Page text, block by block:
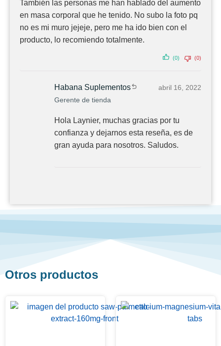
También las personas me han hablado del aumento
en masa corporal que he tenido. No subo la foto pq
no es mi muro jejeje, pero me ha ido bien con el
producto, lo recomiendo totalmente.
(0) (0)
Habana Suplementos
Gerente de tienda
abril 16, 2022
Hola Laynier, muchas gracias por tu
confianza y dejarnos esta reseña, es de
gran ayuda para nosotros. Saludos.
Otros productos